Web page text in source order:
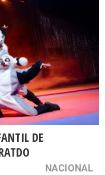
DE
NACIONAL